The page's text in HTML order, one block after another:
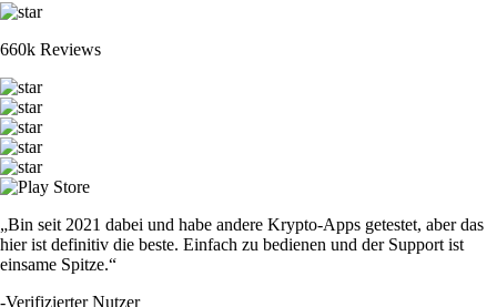
660k Reviews
„Bin seit 2021 dabei und habe andere Krypto-Apps getestet, aber das
hier ist definitiv die beste. Einfach zu bedienen und der Support ist
einsame Spitze.“
-Verifizierter Nutzer